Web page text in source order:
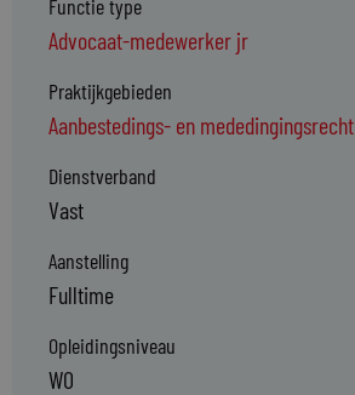
Functie type
Advocaat-medewerker jr
Praktijkgebieden
Aanbestedings- en mededingingsrecht
Dienstverband
Vast
Aanstelling
Fulltime
Opleidingsniveau
WO